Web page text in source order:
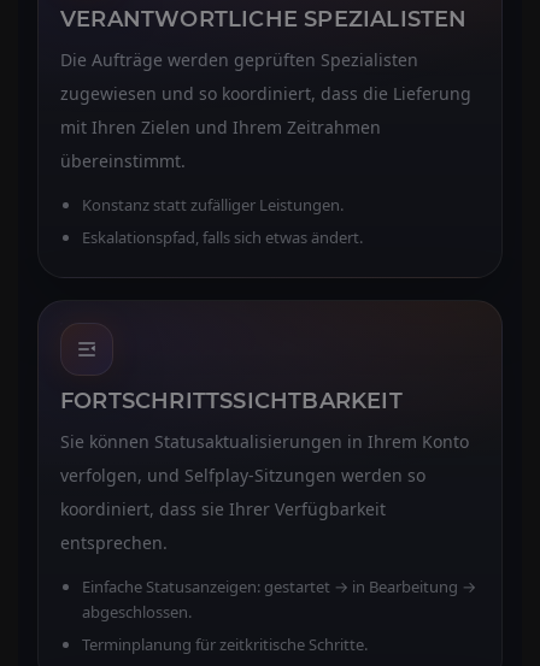
VERANTWORTLICHE SPEZIALISTEN
Die Aufträge werden geprüften Spezialisten
zugewiesen und so koordiniert, dass die Lieferung
mit Ihren Zielen und Ihrem Zeitrahmen
übereinstimmt.
Konstanz statt zufälliger Leistungen.
Eskalationspfad, falls sich etwas ändert.
FORTSCHRITTSSICHTBARKEIT
Sie können Statusaktualisierungen in Ihrem Konto
verfolgen, und Selfplay-Sitzungen werden so
koordiniert, dass sie Ihrer Verfügbarkeit
entsprechen.
Einfache Statusanzeigen: gestartet → in Bearbeitung →
abgeschlossen.
Terminplanung für zeitkritische Schritte.